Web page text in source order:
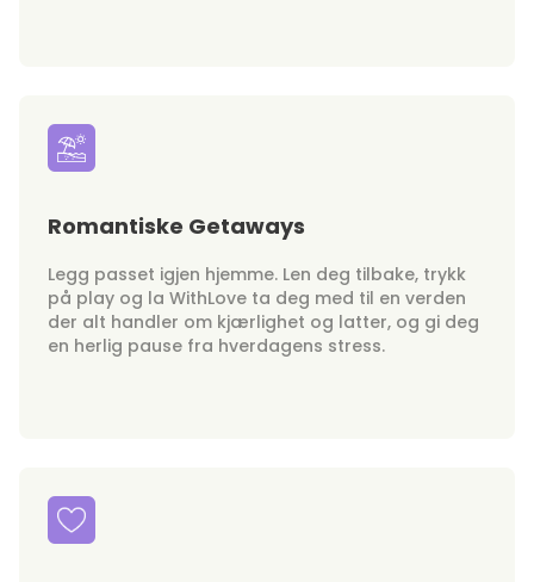
Romantiske Getaways
Legg passet igjen hjemme. Len deg tilbake, trykk
på play og la WithLove ta deg med til en verden
der alt handler om kjærlighet og latter, og gi deg
en herlig pause fra hverdagens stress.